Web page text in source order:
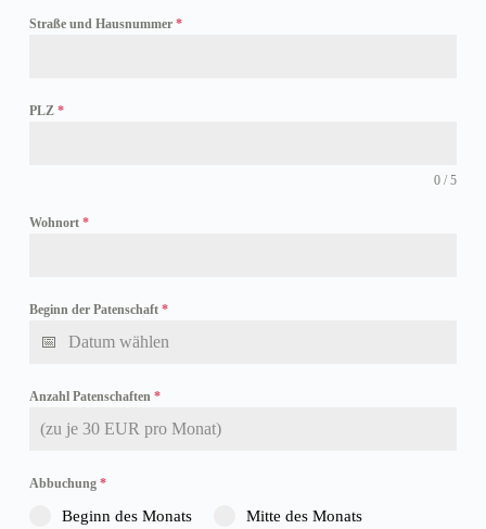
Straße und Hausnummer *
PLZ *
0 / 5
Wohnort *
Beginn der Patenschaft *
Anzahl Patenschaften *
Abbuchung *
Beginn des Monats Mitte des Monats